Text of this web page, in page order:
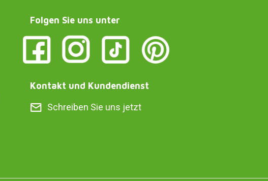
Folgen Sie uns unter
Kontakt und Kundendienst
Schreiben Sie uns jetzt